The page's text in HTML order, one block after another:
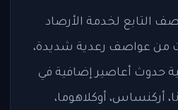
التابع لخدمة الأرصاد
من عواصف رعدية شديدة،
حدوث أعاصير إضافية في
أركنساس، أوكلاهوما،